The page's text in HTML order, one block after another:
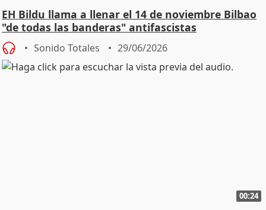
EH Bildu llama a llenar el 14 de noviembre Bilbao
"de todas las banderas" antifascistas
Sonido Totales 29/06/2026
00:24